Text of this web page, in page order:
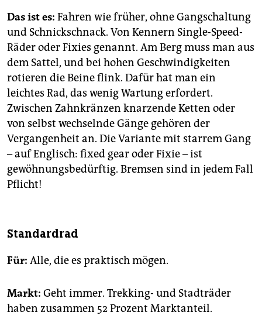
Das ist es: Fahren wie früher, ohne Gangschaltung
und Schnickschnack. Von Kennern Single-Speed-
Räder oder Fixies genannt. Am Berg muss man aus
dem Sattel, und bei hohen Geschwindigkeiten
rotieren die Beine flink. Dafür hat man ein
leichtes Rad, das wenig Wartung erfordert.
Zwischen Zahnkränzen knarzende Ketten oder
von selbst wechselnde Gänge gehören der
Vergangenheit an. Die Variante mit starrem Gang
– auf Englisch: fixed gear oder Fixie – ist
gewöhnungsbedürftig. Bremsen sind in jedem Fall
Pflicht!
Standardrad
Für: Alle, die es praktisch mögen.
Markt: Geht immer. Trekking- und Stadträder
haben zusammen 52 Prozent Marktanteil.